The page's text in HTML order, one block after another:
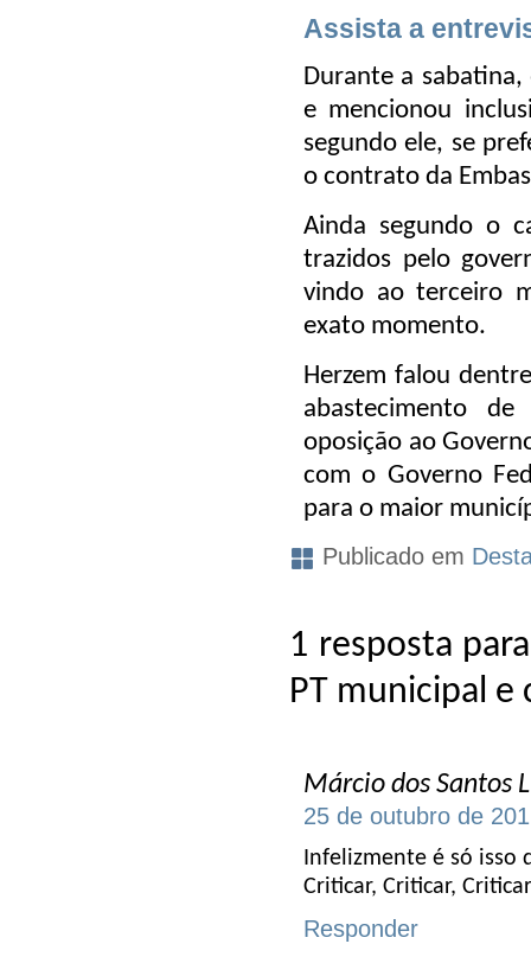
Assista a
Durante a
e mencionou
segundo ele, se
o contrato da
Ainda segundo o
trazidos pelo
vindo ao terceiro
exato momento.
Herzem falou
abastecimento
oposição ao
com o Governo
para o maior
Publicado em
1 resposta
PT municipal e
Márcio dos Santos
25 de outubro de
Infelizmente é só isso
Criticar, Criticar,
Responder